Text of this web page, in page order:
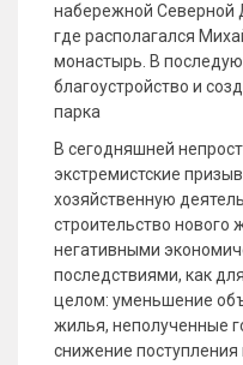
набережной Северной
где располагался
монастырь. В
благоустройство и
парка
В сегодняшней
экстремистские
хозяйственную
строительство
негативными
последствиями, как
целом: уменьшение
жилья, неполученные
снижение